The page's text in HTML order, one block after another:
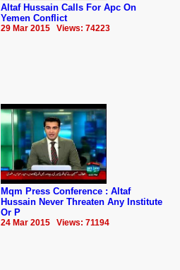
Altaf Hussain Calls For Apc On
Yemen Conflict
29 Mar 2015 Views: 74223
Mqm Press Conference : Altaf
Hussain Never Threaten Any Institute
Or P
24 Mar 2015 Views: 71194